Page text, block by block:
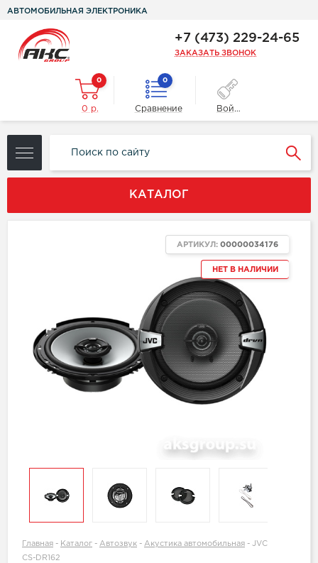
АВТОМОБИЛЬНАЯ ЭЛЕКТРОНИКА
+7 (473) 229-24-65
ЗАКАЗАТЬ ЗВОНОК
0
0 р.
0
Сравнение Войти
КАТАЛОГ
НЕТ В НАЛИЧИИ
АРТИКУЛ: 00000034176
Главная - Каталог - Автозвук - Акустика автомобильная - JVC
CS-DR162